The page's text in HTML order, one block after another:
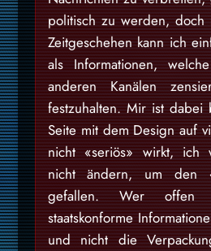
politisch zu werden, doch
Zeitgeschehen kann ich
als Informationen,
anderen Kanälen
festzuhalten. Mir ist dabei
Seite mit dem Design auf
nicht «seriös» wirkt, ich
nicht ändern, um den
gefallen. Wer
staatskonforme
und nicht die